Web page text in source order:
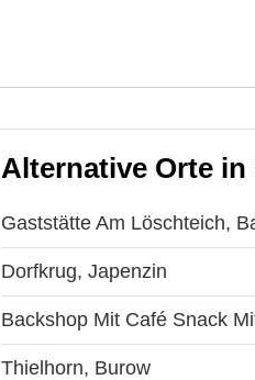
Alternative Orte in
Gaststätte Am Löschteich,
Dorfkrug, Japenzin
Backshop Mit Café Snack
Thielhorn, Burow